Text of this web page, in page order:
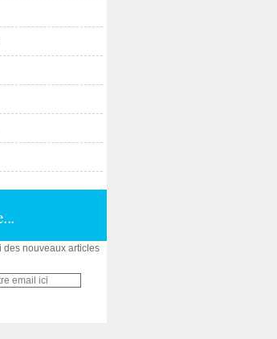
des nouveaux articles